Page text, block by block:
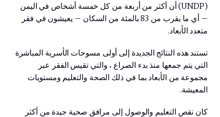
(UNDP) أن أكثر من أربعة من كل خمسة أشخاص في اليمن
– أي ما يقرب من 83 بالمئة من السكان – يعيشون في فقر
متعدد الأبعاد.
تستند هذه النتائج الجديدة إلى أولى مسوحات الأسرية المباشرة
التي يتم جمعها منذ بدء الصراع ، والتي تقيس الفقر عبر
مجموعة من الأبعاد بما في ذلك الصحة والتعليم ومستويات
المعيشة.
كان نقص التعليم والوصول إلى مرافق صحية جيدة من أكثر